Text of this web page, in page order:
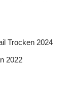
Trocken 2024
2022